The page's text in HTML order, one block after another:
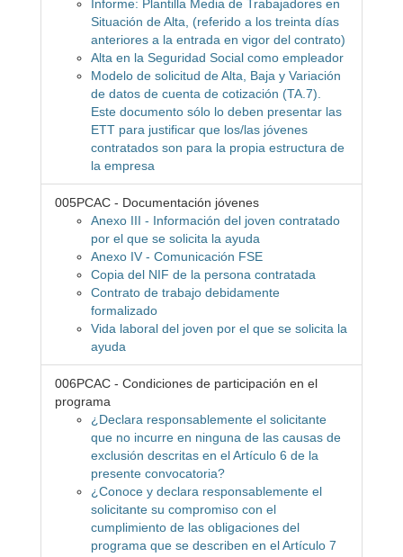
Informe: Plantilla Media de Trabajadores en
Situación de Alta, (referido a los treinta días
anteriores a la entrada en vigor del contrato)
Alta en la Seguridad Social como empleador
Modelo de solicitud de Alta, Baja y Variación
de datos de cuenta de cotización (TA.7).
Este documento sólo lo deben presentar las
ETT para justificar que los/las jóvenes
contratados son para la propia estructura de
la empresa
005PCAC - Documentación jóvenes
Anexo III - Información del joven contratado
por el que se solicita la ayuda
Anexo IV - Comunicación FSE
Copia del NIF de la persona contratada
Contrato de trabajo debidamente
formalizado
Vida laboral del joven por el que se solicita la
ayuda
006PCAC - Condiciones de participación en el
programa
¿Declara responsablemente el solicitante
que no incurre en ninguna de las causas de
exclusión descritas en el Artículo 6 de la
presente convocatoria?
¿Conoce y declara responsablemente el
solicitante su compromiso con el
cumplimiento de las obligaciones del
programa que se describen en el Artículo 7